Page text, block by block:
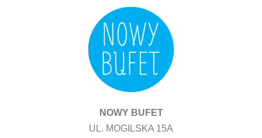
NOWY BUFET
UL. MOGILSKA 15A